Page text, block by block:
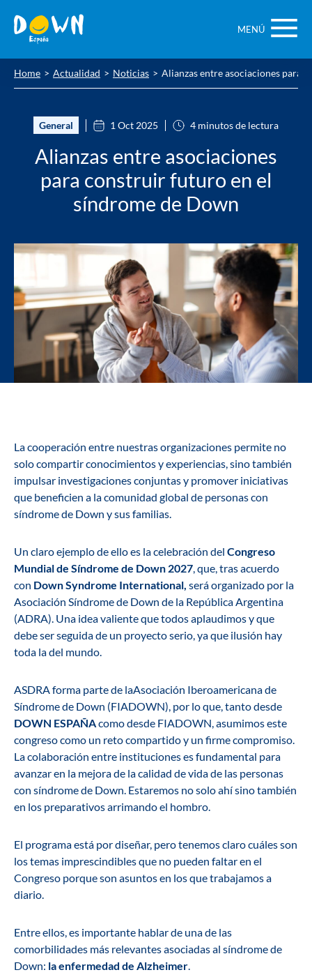
contenido
MENÚ
Home Actualidad Noticias Alianzas entre asociaciones para
General 1 Oct 2025 4 minutos de lectura
Alianzas entre asociaciones
para construir futuro en el
síndrome de Down
La cooperación entre nuestras organizaciones permite no
solo compartir conocimientos y experiencias, sino también
impulsar investigaciones conjuntas y promover iniciativas
que beneficien a la comunidad global de personas con
síndrome de Down y sus familias.
Un claro ejemplo de ello es la celebración del Congreso
Mundial de Síndrome de Down 2027, que, tras acuerdo
con Down Syndrome International, será organizado por la
Asociación Síndrome de Down de la República Argentina
(ADRA). Una idea valiente que todos aplaudimos y que
debe ser seguida de un proyecto serio, ya que ilusión hay
toda la del mundo.
ASDRA forma parte de laAsociación Iberoamericana de
Síndrome de Down (FIADOWN), por lo que, tanto desde
DOWN ESPAÑAcomo desde FIADOWN, asumimos este
congreso como un reto compartido y un firme compromiso.
La colaboración entre instituciones es fundamental para
avanzar en la mejora de la calidad de vida de las personas
con síndrome de Down. Estaremos no solo ahí sino también
en los preparativos arrimando el hombro.
El programa está por diseñar, pero tenemos claro cuáles son
los temas imprescindibles que no pueden faltar en el
Congreso porque son asuntos en los que trabajamos a
diario.
Entre ellos, es importante hablar de una de las
comorbilidades más relevantes asociadas al síndrome de
Down: la enfermedad de Alzheimer.